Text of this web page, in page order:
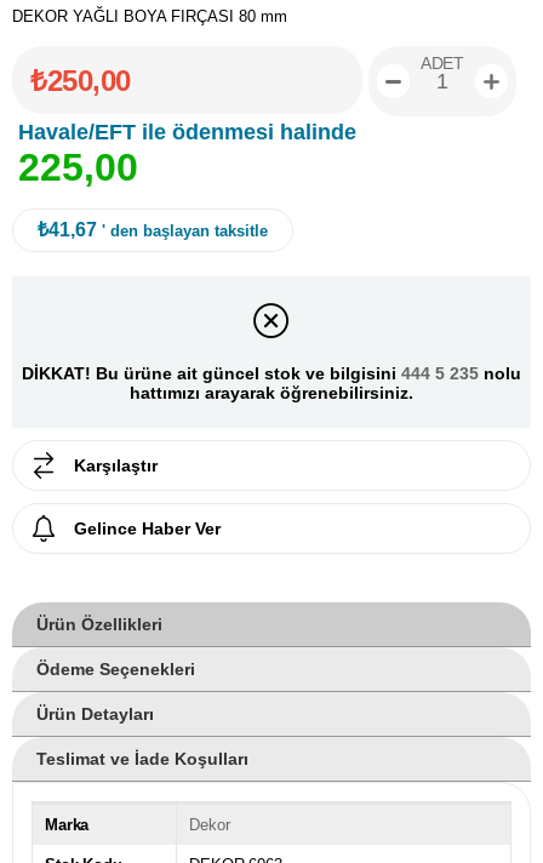
DEKOR YAĞLI BOYA FIRÇASI 80 mm
₺250,00
Havale/EFT ile ödenmesi halinde
225,00
ADET
₺41,67 ' den başlayan taksitle
DİKKAT! Bu ürüne ait güncel stok ve bilgisini 444 5 235 nolu
hattımızı arayarak öğrenebilirsiniz.
Karşılaştır
Gelince Haber Ver
Ürün Özellikleri
Ödeme Seçenekleri
Ürün Detayları
Teslimat ve İade Koşulları
Marka Dekor